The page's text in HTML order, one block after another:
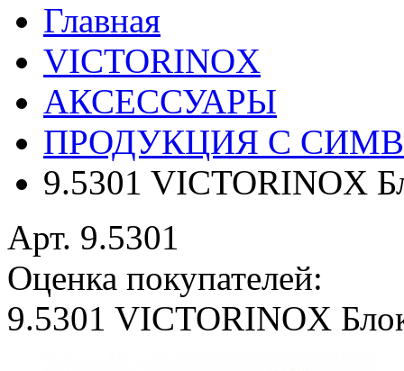
Главная
VICTORINOX
АКСЕССУАРЫ
ПРОДУКЦИЯ С
9.5301 VICTORINOX
Арт. 9.5301
Оценка покупателей:
9.5301 VICTORINOX